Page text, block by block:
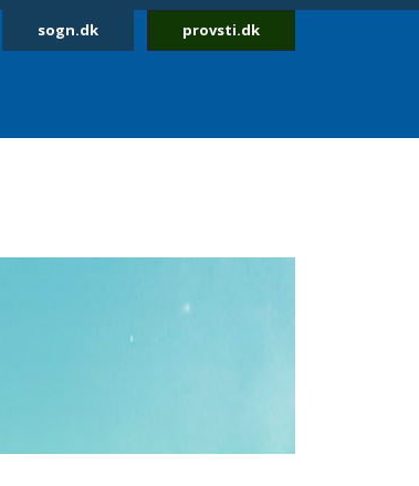
sogn.dk provsti.dk